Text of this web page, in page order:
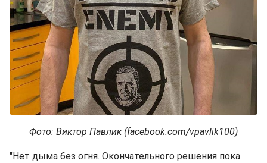
Фото: Виктор Павлик (facebook.com/vpavlik100)
"Нет дыма без огня. Окончательного решения пока